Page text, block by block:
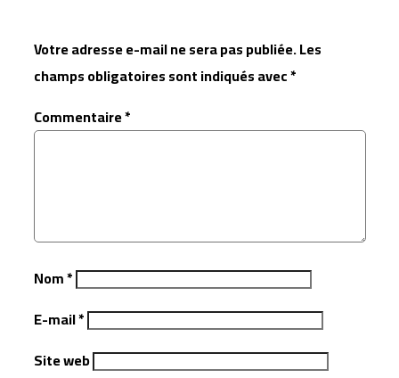
Votre adresse e-mail ne sera pas publiée.Les
champs obligatoires sont indiqués avec*
Commentaire*
Nom*
E-mail*
Site web